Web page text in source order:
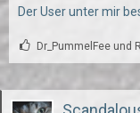
Der User unter mir
Dr_PummelFee und